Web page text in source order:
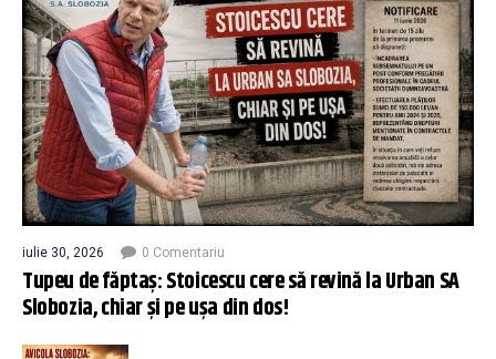
iulie 30, 2026 0 Comentariu
Tupeu de făptaș: Stoicescu cere să revină la Urban SA
Slobozia, chiar și pe ușa din dos!